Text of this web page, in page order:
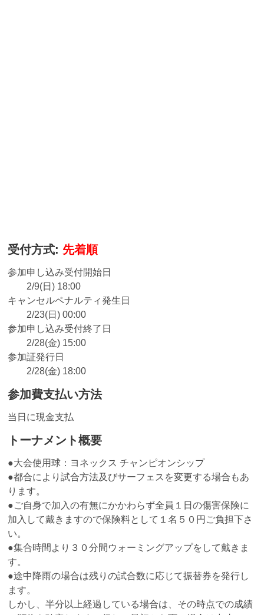
受付方式: 先着順
参加申し込み受付開始日
2/9(日) 18:00
キャンセルペナルティ発生日
2/23(日) 00:00
参加申し込み受付終了日
2/28(金) 15:00
参加証発行日
2/28(金) 18:00
参加費支払い方法
当日に現金支払
トーナメント概要
●大会使用球：ヨネックス チャンピオンシップ
●都合により試合方法及びサーフェスを変更する場合もあ
ります。
●ご自身で加入の有無にかかわらず全員１日の傷害保険に
加入して戴きますので保険料として１名５０円ご負担下さ
い。
●集合時間より３０分間ウォーミングアップをして戴きま
す。
●途中降雨の場合は残りの試合数に応じて振替券を発行し
ます。
しかし、半分以上経過している場合は、その時点での成績